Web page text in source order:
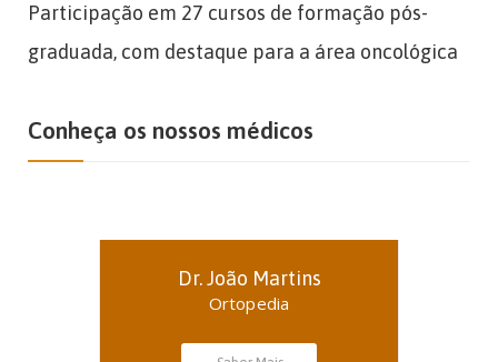
Participação em 27 cursos de formação pós-
graduada, com destaque para a área oncológica
Conheça os nossos médicos
Dr. João Martins
Ortopedia